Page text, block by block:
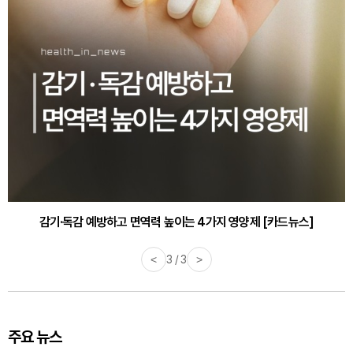
감기·독감 예방하고 면역력 높이는 4가지 영양제 [카드뉴스]
< 3 / 3 >
주요 뉴스